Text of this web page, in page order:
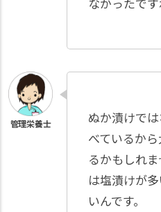
ぬか漬けで
べているか
るかもしれ
は塩漬けが
いんです。